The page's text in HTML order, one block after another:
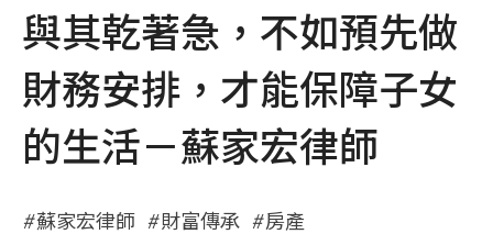
與其乾著急，不如預先做
財務安排，才能保障子女
的生活－蘇家宏律師
蘇家宏律師 財富傳承 房產